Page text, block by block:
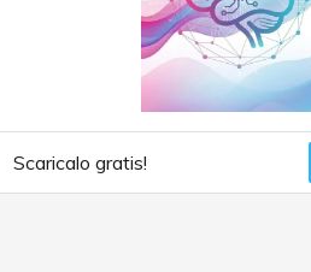
Scaricalo gratis!